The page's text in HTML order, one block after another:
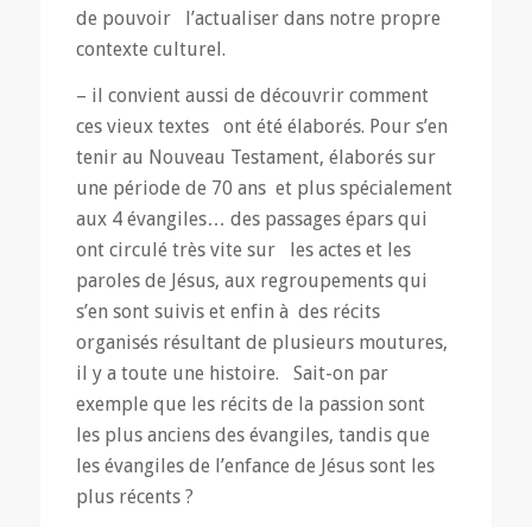
de pouvoir l’actualiser dans notre propre
contexte culturel.
– il convient aussi de découvrir comment
ces vieux textes ont été élaborés. Pour s’en
tenir au Nouveau Testament, élaborés sur
une période de 70 ans et plus spécialement
aux 4 évangiles… des passages épars qui
ont circulé très vite sur les actes et les
paroles de Jésus, aux regroupements qui
s’en sont suivis et enfin à des récits
organisés résultant de plusieurs moutures,
il y a toute une histoire. Sait-on par
exemple que les récits de la passion sont
les plus anciens des évangiles, tandis que
les évangiles de l’enfance de Jésus sont les
plus récents ?